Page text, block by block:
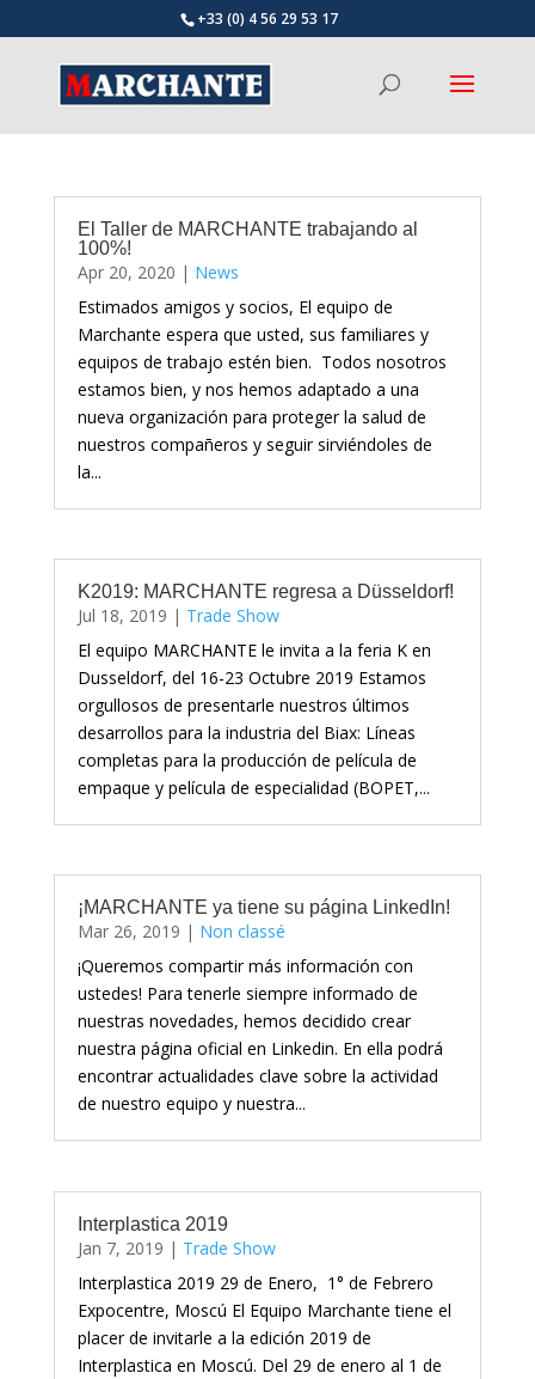
+33 (0) 4 56 29 53 17
El Taller de MARCHANTE trabajando al
100%!
Apr 20, 2020 | News
Estimados amigos y socios, El equipo de
Marchante espera que usted, sus familiares y
equipos de trabajo estén bien. Todos nosotros
estamos bien, y nos hemos adaptado a una
nueva organización para proteger la salud de
nuestros compañeros y seguir sirviéndoles de
la...
K2019: MARCHANTE regresa a Düsseldorf!
Jul 18, 2019 | Trade Show
El equipo MARCHANTE le invita a la feria K en
Dusseldorf, del 16-23 Octubre 2019 Estamos
orgullosos de presentarle nuestros últimos
desarrollos para la industria del Biax: Líneas
completas para la producción de película de
empaque y película de especialidad (BOPET,...
¡MARCHANTE ya tiene su página LinkedIn!
Mar 26, 2019 | Non classé
¡Queremos compartir más información con
ustedes! Para tenerle siempre informado de
nuestras novedades, hemos decidido crear
nuestra página oficial en Linkedin. En ella podrá
encontrar actualidades clave sobre la actividad
de nuestro equipo y nuestra...
Interplastica 2019
Jan 7, 2019 | Trade Show
Interplastica 2019 29 de Enero, 1° de Febrero
Expocentre, Moscú El Equipo Marchante tiene el
placer de invitarle a la edición 2019 de
Interplastica en Moscú. Del 29 de enero al 1 de